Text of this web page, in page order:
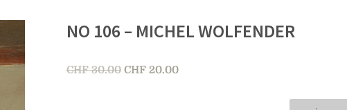
NO 106 – MICHEL WOLFENDER
CHF30.00 Le
CHF20.00Le